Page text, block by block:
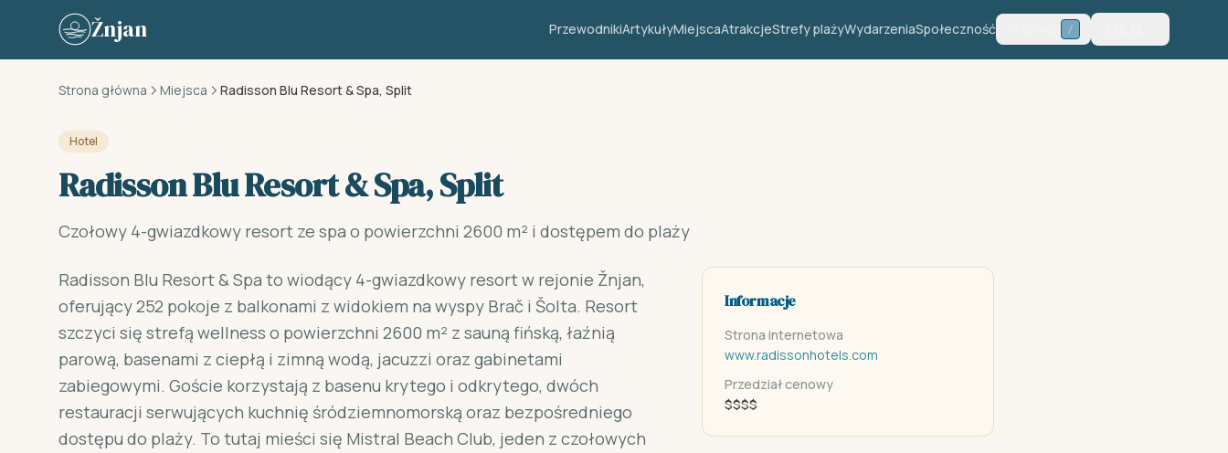
Skip to content
Žnjan PrzewodnikiArtykułyMiejscaAtrakcjeStrefy plażyWydarzeniaSpołeczność /
Strona główna Miejsca Radisson Blu Resort & Spa, Split
Hotel
Radisson Blu Resort & Spa, Split
Czołowy 4-gwiazdkowy resort ze spa o powierzchni 2600 m² i dostępem do plaży
Radisson Blu Resort & Spa to wiodący 4-gwiazdkowy resort w rejonie Žnjan,
oferujący 252 pokoje z balkonami z widokiem na wyspy Brač i Šolta. Resort
szczyci się strefą wellness o powierzchni 2600 m² z sauną fińską, łaźnią
parową, basenami z ciepłą i zimną wodą, jacuzzi oraz gabinetami
zabiegowymi. Goście korzystają z basenu krytego i odkrytego, dwóch
restauracji serwujących kuchnię śródziemnomorską oraz bezpośredniego
dostępu do plaży. To tutaj mieści się Mistral Beach Club, jeden z czołowych
Informacje
Strona internetowa
www.radissonhotels.com
Przedział cenowy
$$$$